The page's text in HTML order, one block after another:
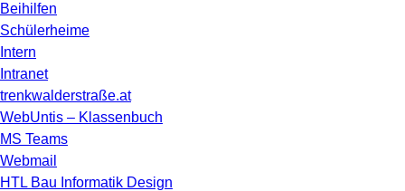
Beihilfen
Schülerheime
Intern
Intranet
trenkwalderstraße.at
WebUntis – Klassenbuch
MS Teams
Webmail
HTL Bau Informatik Design